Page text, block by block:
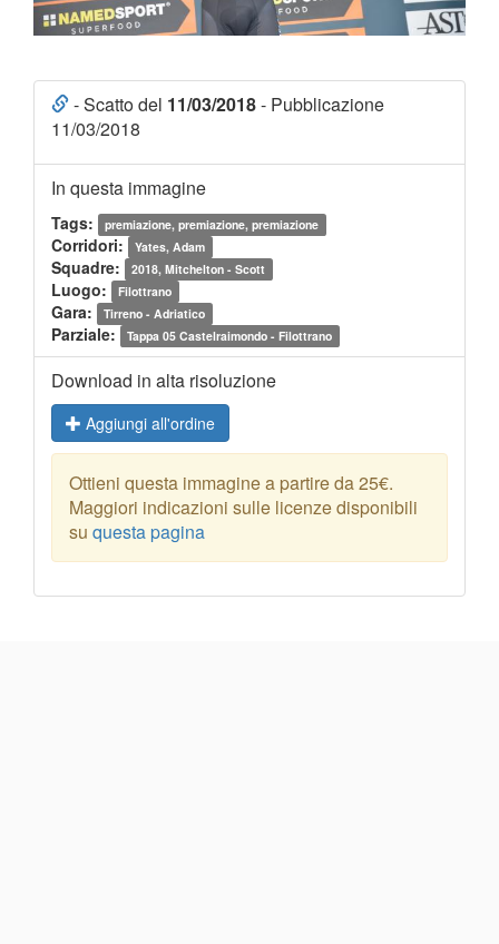
- Scatto del 11/03/2018- Pubblicazione
11/03/2018
In questa immagine
Tags: premiazione, premiazione, premiazione
Corridori: Yates, Adam
Squadre: 2018, Mitchelton - Scott
Luogo: Filottrano
Gara: Tirreno - Adriatico
Parziale: Tappa 05 Castelraimondo - Filottrano
Download in alta risoluzione
Aggiungi all'ordine
Ottieni questa immagine a partire da 25€.
Maggiori indicazioni sulle licenze disponibili
su questa pagina